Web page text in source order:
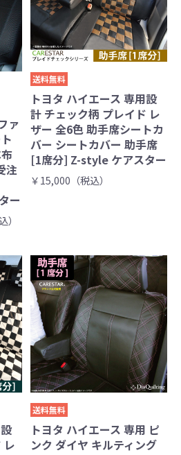
ァ
注
ー
送料無料
トヨタ ハイエース 専用設
計 チェック柄 プレイド レ
ザー 全6色 助手席シートカ
バー シートカバー 助手席
[1席分] Z-style ケアスター
￥15,000（税込）
レ
送料無料
トヨタ ハイエース 専用 ピ
ンク ダイヤ キルティング